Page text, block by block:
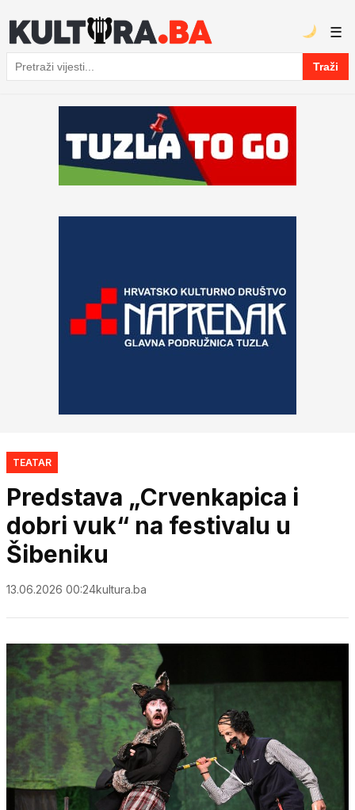
Pretraga
Traži
☰
TEATAR
Predstava „Crvenkapica i
dobri vuk“ na festivalu u
Šibeniku
13.06.2026 00:24kultura.ba